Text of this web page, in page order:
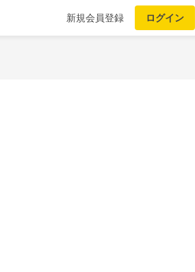
新規会員登録 ログイン